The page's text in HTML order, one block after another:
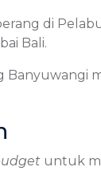
di
Bali.
untuk